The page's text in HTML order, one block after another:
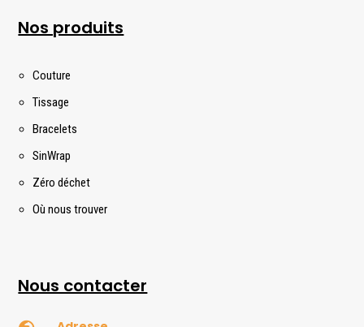
Nos produits
Couture
Tissage
Bracelets
SinWrap
Zéro déchet
Où nous trouver
Nous contacter